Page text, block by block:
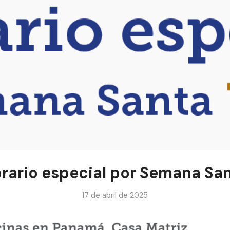
especial por Semana
17 de abril de 2025